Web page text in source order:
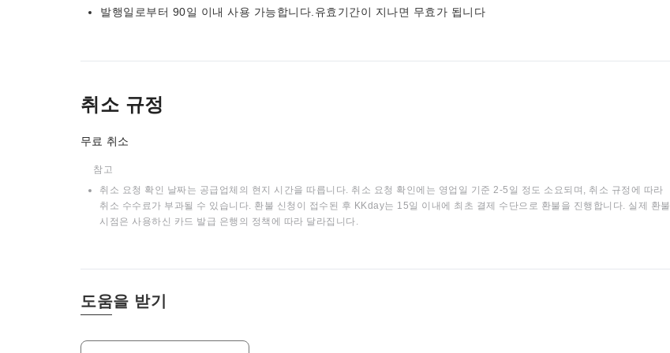
발행일로부터 90일 이내 사용 가능합니다.유효기간이 지나면 무효가 됩니다
취소 규정
무료 취소
참고
취소 요청 확인 날짜는 공급업체의 현지 시간을 따릅니다. 취소 요청 확인에는 영업일 기준 2-5일 정도 소요되며, 취소 규정에 따라
취소 수수료가 부과될 수 있습니다. 환불 신청이 접수된 후 KKday는 15일 이내에 최초 결제 수단으로 환불을 진행합니다. 실제 환불
시점은 사용하신 카드 발급 은행의 정책에 따라 달라집니다.
도움을 받기